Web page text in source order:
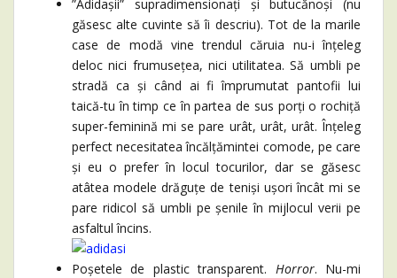
”Adidașii” supradimensionați și butucănoși (nu
găsesc alte cuvinte să îi descriu). Tot de la marile
case de modă vine trendul căruia nu-i înțeleg
deloc nici frumusețea, nici utilitatea. Să umbli pe
stradă ca și când ai fi împrumutat pantofii lui
taică-tu în timp ce în partea de sus porți o rochiță
super-feminină mi se pare urât, urât, urât. Înțeleg
perfect necesitatea încălțămintei comode, pe care
și eu o prefer în locul tocurilor, dar se găsesc
atâtea modele drăguțe de teniși ușori încât mi se
pare ridicol să umbli pe șenile în mijlocul verii pe
asfaltul încins.
Poșetele de plastic transparent. Horror. Nu-mi